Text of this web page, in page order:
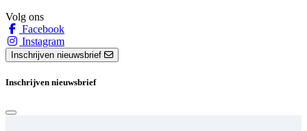
Volg ons
Facebook
Instagram
Inschrijven nieuwsbrief
Inschrijven nieuwsbrief